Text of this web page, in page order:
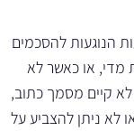
הנוגעות להסכמים
מדי, או כאשר לא
קיים מסמך כתוב,
לא ניתן להצביע על